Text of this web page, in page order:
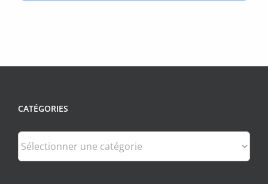
CATÉGORIES
Catégories